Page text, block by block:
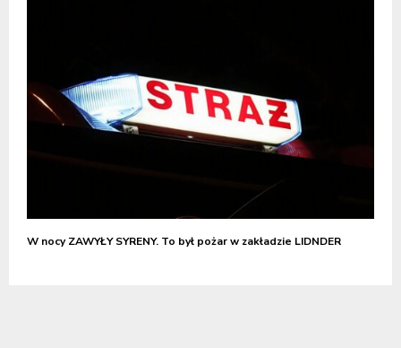
W nocy ZAWYŁY SYRENY. To był pożar w zakładzie LIDNDER